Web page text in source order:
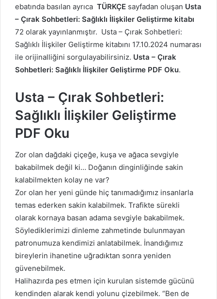
ebatında basılan ayrıca TÜRKÇE sayfadan oluşan Usta
– Çırak Sohbetleri: Sağlıklı İlişkiler Geliştirme kitabı
72 olarak yayınlanmıştır. Usta – Çırak Sohbetleri:
Sağlıklı İlişkiler Geliştirme kitabını 17.10.2024 numarası
ile orijinalliğini sorgulayabilirsiniz. Usta – Çırak
Sohbetleri: Sağlıklı İlişkiler Geliştirme PDF Oku.
Usta – Çırak Sohbetleri:
Sağlıklı İlişkiler Geliştirme
PDF Oku
Zor olan dağdaki çiçeğe, kuşa ve ağaca sevgiyle
bakabilmek değil ki… Doğanın dinginliğinde sakin
kalabilmekten kolay ne var?
Zor olan her yeni günde hiç tanımadığımız insanlarla
temas ederken sakin kalabilmek. Trafikte sürekli
olarak kornaya basan adama sevgiyle bakabilmek.
Söylediklerimizi dinleme zahmetinde bulunmayan
patronumuza kendimizi anlatabilmek. İnandığımız
bireylerin ihanetine uğradıktan sonra yeniden
güvenebilmek.
Halihazırda pes etmen için kurulan sistemde gücünü
kendinden alarak kendi yolunu çizebilmek. “Ben de